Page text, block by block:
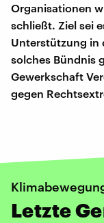
Organisationen
schließt. Ziel sei
Unterstützung in
solches Bündnis
Gewerkschaft
gegen
Letzte